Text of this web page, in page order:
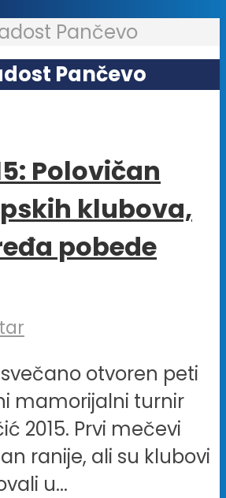
Pančevo
Pančevo
Polovičan
klubova,
pobede
otvoren peti
mamorijalni turnir
2015. Prvi mečevi
ranije, ali su klubovi
u...